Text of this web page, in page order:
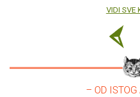
VIDI SVE
– OD ISTOG